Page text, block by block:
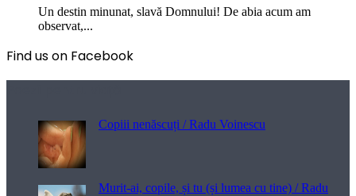
Un destin minunat, slavă Domnului! De abia acum am
observat,...
Find us on Facebook
Copiii nenăscuți / Radu Voinescu
Murit-ai, copile, și tu (și lumea cu tine) / Radu